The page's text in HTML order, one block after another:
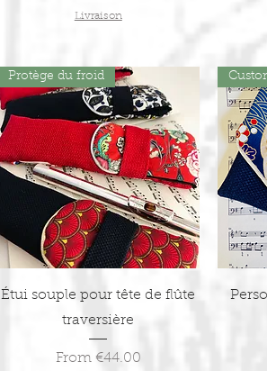
Livraison
Quick View
Protège du froid
Étui souple pour tête de flûte
traversière
From €44.00
Sale Price